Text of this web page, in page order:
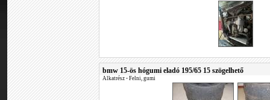
bmw 15-ös hógumi eladó 195/65 15 szögelhető
Alkatrész • Felni, gumi